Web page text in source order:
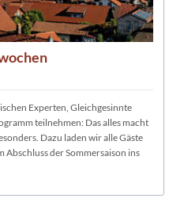
Experten, Gleichgesinnte
teilnehmen: Das alles macht
Dazu laden wir alle Gäste
Abschluss der Sommersaison ins